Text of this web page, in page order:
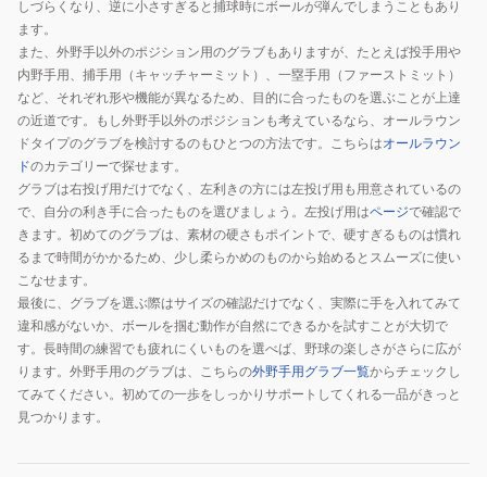
ド
02
B88MG
B
GH6PW2B88MG-
B
ド
GH6PW2B88MG-
B-
RH
しづらくなり、逆に小さすぎると捕球時にボールが弾んでしまうこともあり
ます。
また、外野手以外のポジション用のグラブもありますが、たとえば投手用や
内野手用、捕手用（キャッチャーミット）、一塁手用（ファーストミット）
など、それぞれ形や機能が異なるため、目的に合ったものを選ぶことが上達
の近道です。もし外野手以外のポジションも考えているなら、オールラウン
ドタイプのグラブを検討するのもひとつの方法です。こちらはオールラウン
ドのカテゴリーで探せます。
グラブは右投げ用だけでなく、左利きの方には左投げ用も用意されているの
で、自分の利き手に合ったものを選びましょう。左投げ用はページで確認で
きます。初めてのグラブは、素材の硬さもポイントで、硬すぎるものは慣れ
るまで時間がかかるため、少し柔らかめのものから始めるとスムーズに使い
こなせます。
最後に、グラブを選ぶ際はサイズの確認だけでなく、実際に手を入れてみて
違和感がないか、ボールを掴む動作が自然にできるかを試すことが大切で
す。長時間の練習でも疲れにくいものを選べば、野球の楽しさがさらに広が
ります。外野手用のグラブは、こちらの外野手用グラブ一覧からチェックし
てみてください。初めての一歩をしっかりサポートしてくれる一品がきっと
見つかります。